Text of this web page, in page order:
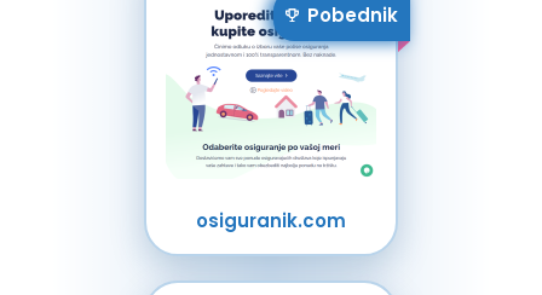
Pobednik
osiguranik.com